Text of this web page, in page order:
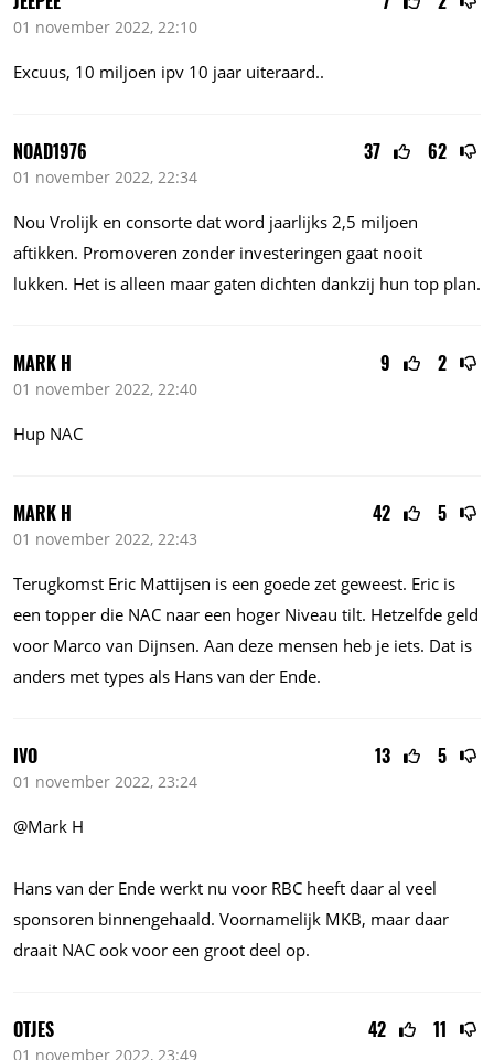
01 november 2022, 22:10
Excuus, 10 miljoen ipv 10 jaar uiteraard..
37 62
NOAD1976
01 november 2022, 22:34
Nou Vrolijk en consorte dat word jaarlijks 2,5 miljoen
aftikken. Promoveren zonder investeringen gaat nooit
lukken. Het is alleen maar gaten dichten dankzij hun top plan.
9 2
MARK H
01 november 2022, 22:40
Hup NAC
42 5
MARK H
01 november 2022, 22:43
Terugkomst Eric Mattijsen is een goede zet geweest. Eric is
een topper die NAC naar een hoger Niveau tilt. Hetzelfde geld
voor Marco van Dijnsen. Aan deze mensen heb je iets. Dat is
anders met types als Hans van der Ende.
13 5
IVO
01 november 2022, 23:24
@Mark H
Hans van der Ende werkt nu voor RBC heeft daar al veel
sponsoren binnengehaald. Voornamelijk MKB, maar daar
draait NAC ook voor een groot deel op.
42 11
OTJES
01 november 2022, 23:49